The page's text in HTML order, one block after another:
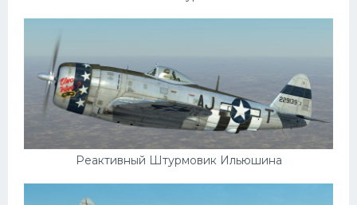
Реактивный Штурмовик Ильюшина